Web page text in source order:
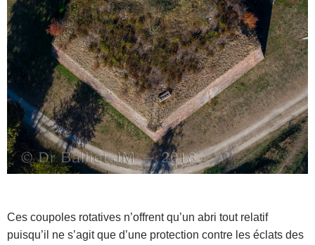
Ces coupoles rotatives n’offrent qu’un abri tout relatif
puisqu’il ne s’agit que d’une protection contre les éclats des